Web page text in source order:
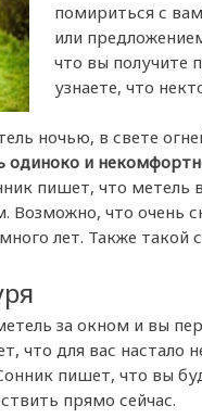
помириться с
или
что вы получите
узнаете, что
ночью, в свете
одиноко и
пишет, что метель
Возможно, что очень
лет. Также
за окном и вы
что для вас настало
пишет, что вы
прямо сейчас.